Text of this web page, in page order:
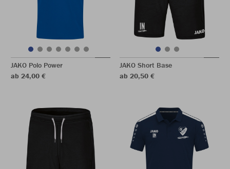
JAKO Polo Power
ab 24,00 €
JAKO Short Base
ab 20,50 €